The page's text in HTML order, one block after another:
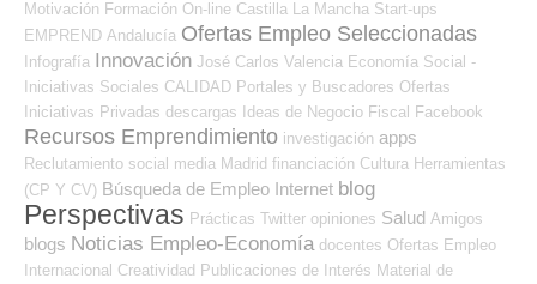
Motivación Formación On-line Castilla La Mancha Start-ups
EMPREND Andalucía Ofertas Empleo Seleccionadas
Infografía Innovación José Carlos Valencia Economía Social -
Iniciativas Sociales CALIDAD Portales y Buscadores Ofertas
Iniciativas Privadas descargas Ideas de Negocio Fiscal Facebook
Recursos Emprendimiento investigación apps
Reclutamiento social media Madrid financiación Cultura Herramientas
(CP Y CV) Búsqueda de Empleo Internet blog
Perspectivas Prácticas Twitter opiniones Salud Amigos
blogs Noticias Empleo-Economía docentes Ofertas Empleo
Internacional Creatividad Publicaciones de Interés Material de